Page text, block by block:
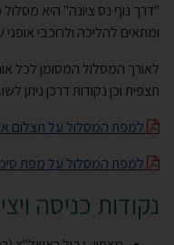
ומתאים להליכה ולרוכבי
לאורך המסלול המסומן לכל
תצפית וכן נקודות דרכן ניתן
למפת המסלול על תצלום
למפת המסלול על מפת
נקודות כניסה